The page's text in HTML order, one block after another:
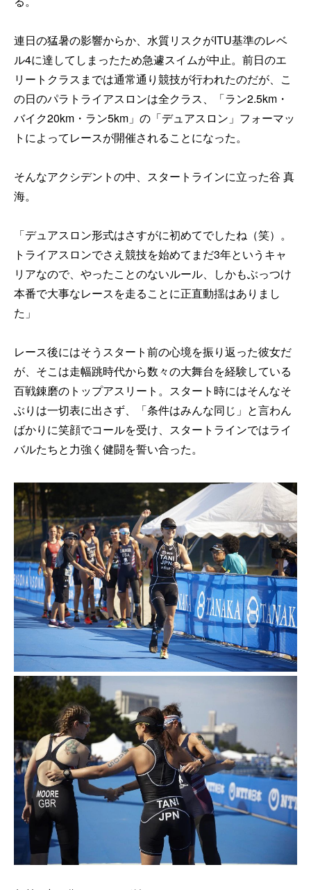
連日の猛暑の影響からか、水質リスクがITU基準のレベ
ル4に達してしまったため急遽スイムが中止。前日のエ
リートクラスまでは通常通り競技が行われたのだが、こ
の日のパラトライアスロンは全クラス、「ラン2.5km・
バイク20km・ラン5km」の「デュアスロン」フォーマッ
トによってレースが開催されることになった。
そんなアクシデントの中、スタートラインに立った谷 真
海。
「デュアスロン形式はさすがに初めてでしたね（笑）。
トライアスロンでさえ競技を始めてまだ3年というキャ
リアなので、やったことのないルール、しかもぶっつけ
本番で大事なレースを走ることに正直動揺はありまし
た」
レース後にはそうスタート前の心境を振り返った彼女だ
が、そこは走幅跳時代から数々の大舞台を経験している
百戦錬磨のトップアスリート。スタート時にはそんなそ
ぶりは一切表に出さず、「条件はみんな同じ」と言わん
ばかりに笑顔でコールを受け、スタートラインではライ
バルたちと力強く健闘を誓い合った。